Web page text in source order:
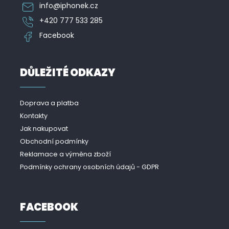
info@iphonek.cz
+420 777 533 285
Facebook
DŮLEŽITÉ ODKAZY
Doprava a platba
Kontakty
Jak nakupovat
Obchodní podmínky
Reklamace a výměna zboží
Podmínky ochrany osobních údajů - GDPR
FACEBOOK